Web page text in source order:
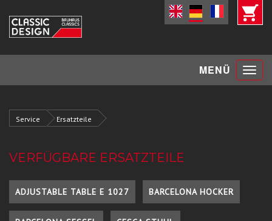
MENÜ Toggle
Service Ersatzteile
VERFÜGBARE ERSATZTEILE
ADJUSTABLE TABLE E 1027 BARCELONA HOCKER